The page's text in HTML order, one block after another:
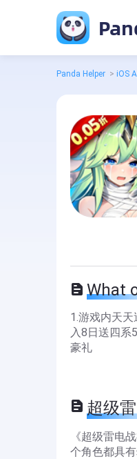
Panda Helper > iOS
What
1.游戏内天
入8日送四系
豪礼
超级
《超级雷电
个角色都具